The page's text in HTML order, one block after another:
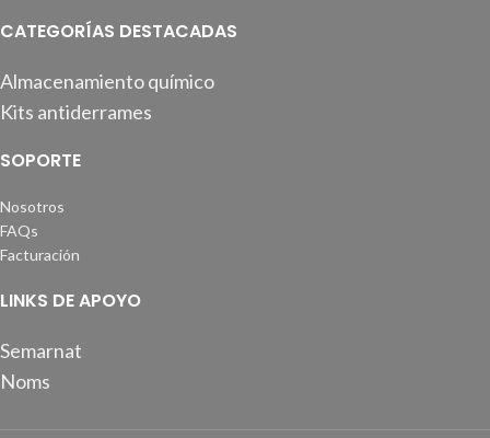
CATEGORÍAS DESTACADAS
Almacenamiento químico
Kits antiderrames
SOPORTE
Nosotros
FAQs
Facturación
LINKS DE APOYO
Semarnat
Noms